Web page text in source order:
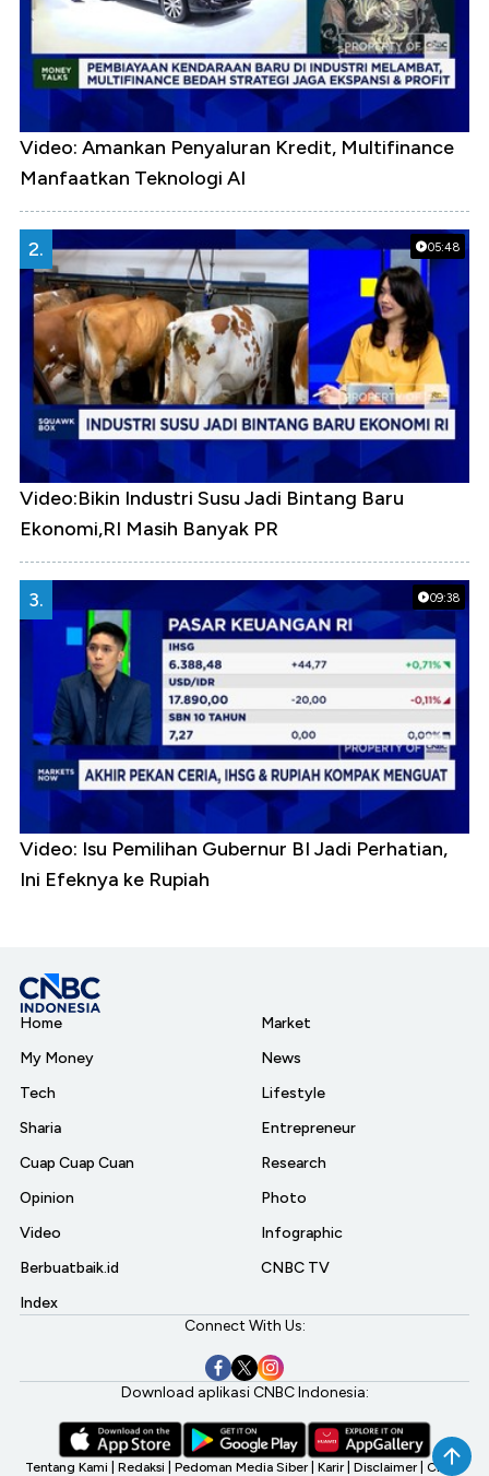
Video: Amankan Penyaluran Kredit, Multifinance
Manfaatkan Teknologi AI
05:48
2.
Video:Bikin Industri Susu Jadi Bintang Baru
Ekonomi,RI Masih Banyak PR
09:38
3.
Video: Isu Pemilihan Gubernur BI Jadi Perhatian,
Ini Efeknya ke Rupiah
Home
My Money
Tech
Sharia
Cuap Cuap Cuan
Opinion
Video
Berbuatbaik.id
Index
Market
News
Lifestyle
Entrepreneur
Research
Photo
Infographic
CNBC TV
Connect With Us:
Download aplikasi CNBC Indonesia:
Tentang Kami Redaksi Pedoman Media Siber Karir Disclaimer CNBC